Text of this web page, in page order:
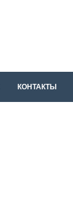
КОНТАКТЫ